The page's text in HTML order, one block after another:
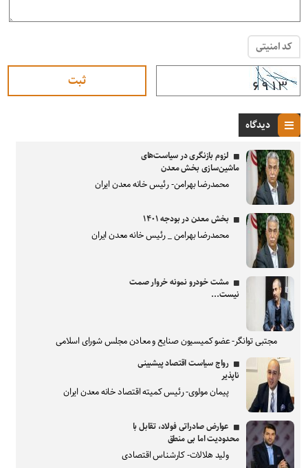
کد امنیتی
دیدگاه
لزوم بازنگری در سیاست‌های
ماشین‌سازی بخش معدن
محمدرضا بهرامن- رئیس خانه معدن ایران
بخش معدن در بودجه ۱۴۰۱
محمدرضا بهرامن _ رئیس خانه معدن ایران
مشت خودرو نمونه خروار صمت
نیست...
مجتبی توانگر- عضو کمیسیون صنایع و معادن مجلس شورای اسلامی
رواج سیاست اقتصاد پیشبینی
ناپذیر
پیمان مولوی- رئیس کمیته اقتصاد خانه معدن ایران
عوارض صادراتی فولاد، تقابل با
محدودیت اما بی منطق
ولید هلالات- کارشناس اقتصادی